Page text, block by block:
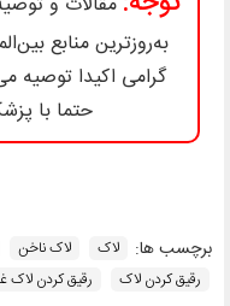
به‌روزترین منابع
گرامی اکیدا توصیه
حتما با
برچسب ها: لاک لاک ناخن
رقیق کردن لاک
رقیق کردن لاک